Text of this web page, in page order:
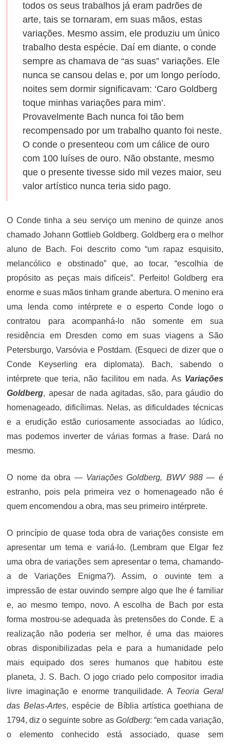
todos os seus trabalhos já eram padrões de
arte, tais se tornaram, em suas mãos, estas
variações. Mesmo assim, ele produziu um único
trabalho desta espécie. Daí em diante, o conde
sempre as chamava de “as suas” variações. Ele
nunca se cansou delas e, por um longo período,
noites sem dormir significavam: ‘Caro Goldberg
toque minhas variações para mim’.
Provavelmente Bach nunca foi tão bem
recompensado por um trabalho quanto foi neste.
O conde o presenteou com um cálice de ouro
com 100 luíses de ouro. Não obstante, mesmo
que o presente tivesse sido mil vezes maior, seu
valor artístico nunca teria sido pago.
O Conde tinha a seu serviço um menino de quinze anos
chamado Johann Gottlieb Goldberg. Goldberg era o melhor
aluno de Bach. Foi descrito como “um rapaz esquisito,
melancólico e obstinado” que, ao tocar, “escolhia de
propósito as peças mais difíceis”. Perfeito! Goldberg era
enorme e suas mãos tinham grande abertura. O menino era
uma lenda como intérprete e o esperto Conde logo o
contratou para acompanhá-lo não somente em sua
residência em Dresden como em suas viagens a São
Petersburgo, Varsóvia e Postdam. (Esqueci de dizer que o
Conde Keyserling era diplomata). Bach, sabendo o
intérprete que teria, não facilitou em nada. As Variações
Goldberg, apesar de nada agitadas, são, para gáudio do
homenageado, dificílimas. Nelas, as dificuldades técnicas
e a erudição estão curiosamente associadas ao lúdico,
mas podemos inverter de várias formas a frase. Dará no
mesmo.
O nome da obra — Variações Goldberg, BWV 988— é
estranho, pois pela primeira vez o homenageado não é
quem encomendou a obra, mas seu primeiro intérprete.
O princípio de quase toda obra de variações consiste em
apresentar um tema e variá-lo. (Lembram que Elgar fez
uma obra de variações sem apresentar o tema, chamando-
a de Variações Enigma?). Assim, o ouvinte tem a
impressão de estar ouvindo sempre algo que lhe é familiar
e, ao mesmo tempo, novo. A escolha de Bach por esta
forma mostrou-se adequada às pretensões do Conde. E a
realização não poderia ser melhor, é uma das maiores
obras disponibilizadas pela e para a humanidade pelo
mais equipado dos seres humanos que habitou este
planeta, J. S. Bach. O jogo criado pelo compositor irradia
livre imaginação e enorme tranquilidade. A Teoria Geral
das Belas-Artes, espécie de Bíblia artística goethiana de
1794, diz o seguinte sobre as Goldberg: “em cada variação,
o elemento conhecido está associado, quase sem